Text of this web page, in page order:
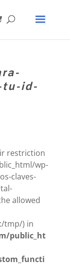
id-
restriction
wp-
claves-
allowed
tmp/) in
public_ht